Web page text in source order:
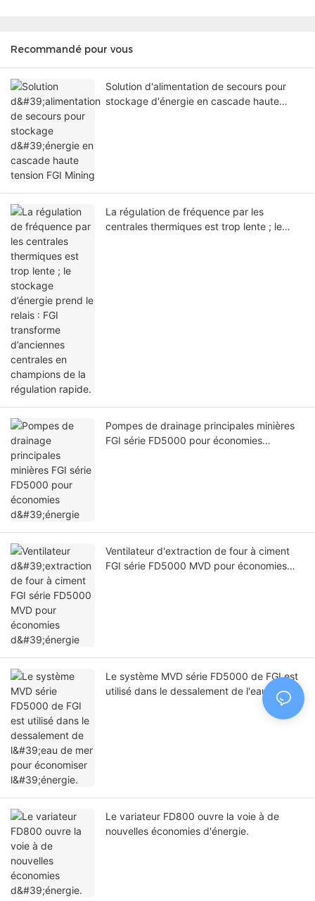
Recommandé pour vous
Solution d'alimentation de secours pour
stockage d'énergie en cascade haute
La régulation de fréquence par les
centrales thermiques est trop lente ; le
Pompes de drainage principales minières
FGI série FD5000 pour économies
Ventilateur d'extraction de four à ciment
FGI série FD5000 MVD pour économies
Le système MVD série FD5000 de FGI est
utilisé dans le dessalement de l'eau de mer
Le variateur FD800 ouvre la voie à de
nouvelles économies d'énergie.